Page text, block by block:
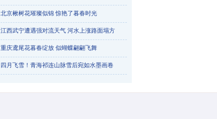
云南多地遭遇冰雹侵袭
北京楸树花璀璨似锦 惊艳了暮春时光
江西武宁遭遇强对流天气 河水上涨路面塌方
重庆鸢尾花暮春绽放 似蝴蝶翩翩飞舞
四月飞雪！青海祁连山脉雪后宛如水墨画卷